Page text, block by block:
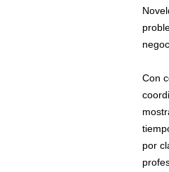
Con
por